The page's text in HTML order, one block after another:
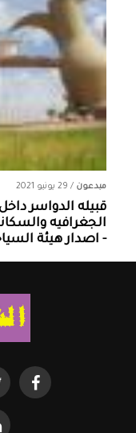
مبدعون / 29 يونيو 2021
قبيله الدواسر
الجغرافيه
- اصدار هيئة